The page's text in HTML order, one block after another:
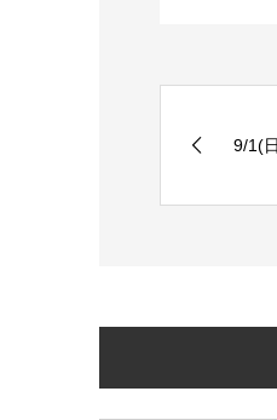
9/1(